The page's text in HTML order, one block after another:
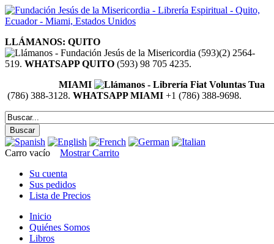
LLÁMANOS: QUITO
(593)(2) 2564-
519. WHATSAPP QUITO (593) 98 705 4235.
MIAMI
(786) 388-3128. WHATSAPP MIAMI +1 (786) 388-9698.
Carro vacío
Mostrar Carrito
Su cuenta
Sus pedidos
Lista de Precios
Inicio
Quiénes Somos
Libros